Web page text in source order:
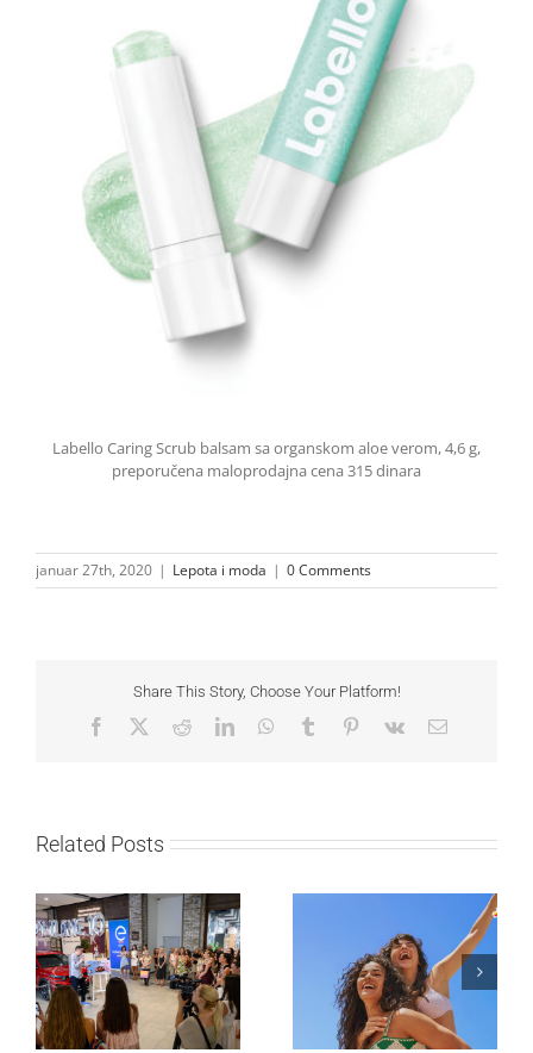
Labello Caring Scrub balsam sa organskom aloe verom, 4,6 g,
preporučena maloprodajna cena 315 dinara
januar 27th, 2020 | Lepota i moda | 0 Comments
Share This Story, Choose Your Platform!
Facebook RedditLinkedInWhatsApp
Tumblr Pinterest
Vk Email
Related Posts
Lilly Drogerie proslavile
10. online rođendan,
uručile automobil
Citroën C3 i najavile
saradnju sa
šampionkom Andreom
Leto menja naše navike
– vreme je da
promenite i beauty
rutinu